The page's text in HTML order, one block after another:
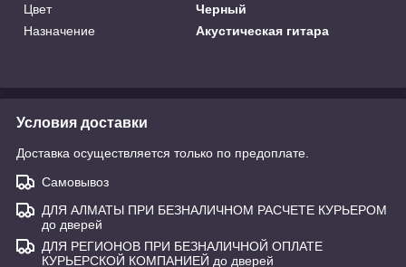
Цвет
Черный
Назначение
Акустическая гитара
Условия доставки
Доставка осуществляется только по предоплате.
Самовывоз
ДЛЯ АЛМАТЫ ПРИ БЕЗНАЛИЧНОМ РАСЧЕТЕ КУРЬЕРОМ
до дверей
ДЛЯ РЕГИОНОВ ПРИ БЕЗНАЛИЧНОЙ ОПЛАТЕ
КУРЬЕРСКОЙ КОМПАНИЕЙ до дверей